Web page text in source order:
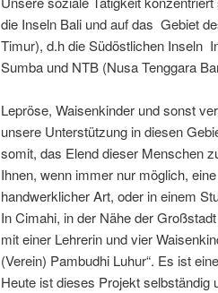
die Inseln Bali undauf das Gebiet
Timur), d.h die Südöstlichen Inseln
Sumba und NTB (Nusa Tenggara
Lepröse, Waisenkinder und sonst
unsere Unterstützung in diesen
somit, das Elend dieser Menschen
Ihnen, wenn immer nur möglich,
handwerklicher Art, oder in einem
In Cimahi, in der Nähe der
mit einer Lehrerin und vier
(Verein) Pambudhi Luhur“. Es ist
Heute ist dieses Projektselbständig